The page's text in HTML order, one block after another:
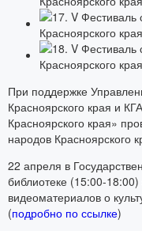
При поддержке
Красноярского края и
Красноярского края»
народов Красноярского
22 апреля в
библиотеке (15:00-18:00)
видеоматериалов о
(подробно по ссылке)